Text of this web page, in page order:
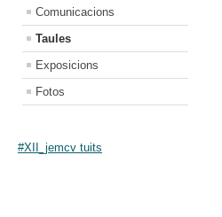
Comunicacions
Taules
Exposicions
Fotos
#XII_jemcv tuits